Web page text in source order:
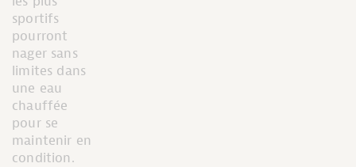
sportifs
pourront
nager sans
limites dans
une eau
chauffée
pour se
maintenir en
condition.